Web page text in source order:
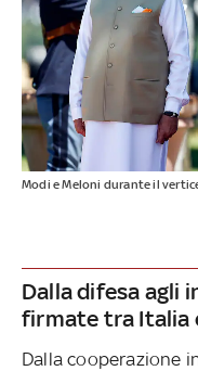
Modi e Meloni durante il
Dalla difesa agli
firmate tra Italia
Dalla cooperazione